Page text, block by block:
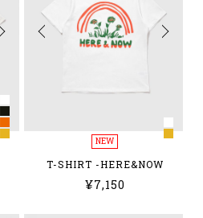
NEW
T-SHIRT -HERE&NOW
¥7,150